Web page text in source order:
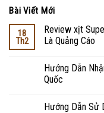
Bài Viết Mới
18
Th2
Review xịt
Là Quảng Cáo
Hướng Dẫn
Quốc
Hướng Dẫn Sử